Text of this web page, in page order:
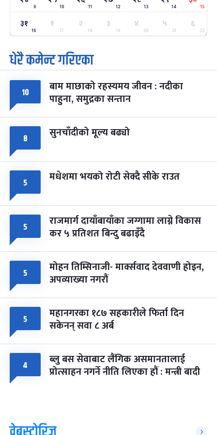
२५
मंगल
ग्याल्पो ल्होसार
फाल्गुन २५, २०८३ Mar 9, 2027
७ महिना बाँकी
७
आइत
पूर्णिमा व्रत
चैत्र ७, २०८३-
८
सोम
फागुपूर्णिमा
चैत्र ८, २०८३-Mar 22, 2027
७ महिना बाँकी
9 10 11 12 13 14 15
३१
16
१
17
२
18
३
19
४
20
५
21
६
22
धेरै कमेन्ट गरिएका
१० बाम माछाको रहस्यमय जीवन : नदीका
पाहुना, समुद्रका सन्तान
८ सुनचाँदीको मूल्य बढ्यो
५ मधेशमा भयको रोटी सेक्दै सीके राउत
५ राजमार्ग दायाँबायाँका जग्गामा लाग्ने विकास
कर ५ प्रतिशत बिन्दु बढाइँदै
५ मोहन तिम्सिनाजी- मार्क्सवाद देववाणी होइन,
अपव्याख्या नगरौं
५ महानगरका १८७ सहकारीले फिर्ता दिन
सकेनन् सवा ८ अर्ब
४ ब्लु बस सेवाबाट लैंगिक असमानतालाई
प्रोत्साहन नगर्ने नीति लिएका हौं : मन्त्री बादी